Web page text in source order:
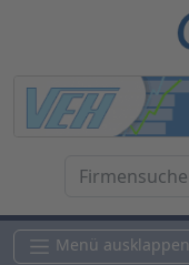
Menü ausklappen